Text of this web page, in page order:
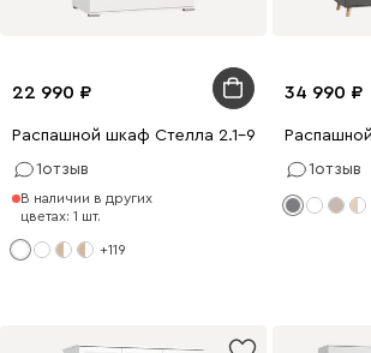
22 990
Распашной шкаф Стелла 2.1-90x200 Белый
1отзыв
В наличии в других
цветах: 1 шт.
+119
34 990
1отзыв